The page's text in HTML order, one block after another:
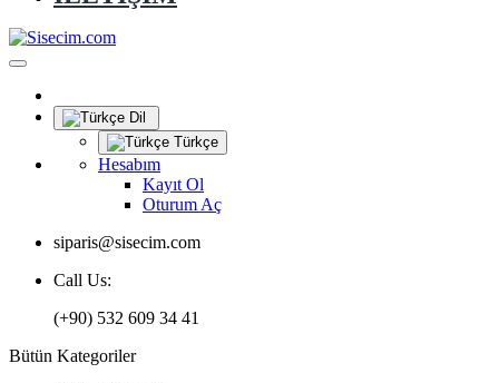
Dil
Türkçe
Hesabım
Kayıt Ol
Oturum Aç
siparis@sisecim.com
Call Us:
(+90) 532 609 34 41
Bütün Kategoriler